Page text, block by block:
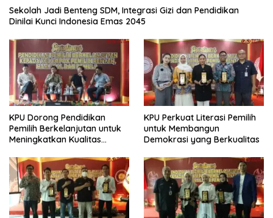
Sekolah Jadi Benteng SDM, Integrasi Gizi dan Pendidikan
Dinilai Kunci Indonesia Emas 2045
KPU Dorong Pendidikan
Pemilih Berkelanjutan untuk
Meningkatkan Kualitas
KPU Perkuat Literasi Pemilih
untuk Membangun
Demokrasi yang Berkualitas